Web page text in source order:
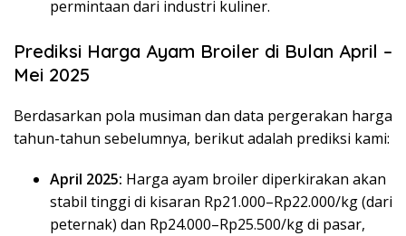
permintaan dari industri kuliner.
Prediksi Harga Ayam Broiler di Bulan April –
Mei 2025
Berdasarkan pola musiman dan data pergerakan harga
tahun-tahun sebelumnya, berikut adalah prediksi kami:
April 2025: Harga ayam broiler diperkirakan akan
stabil tinggi di kisaran Rp21.000–Rp22.000/kg (dari
peternak) dan Rp24.000–Rp25.500/kg di pasar,